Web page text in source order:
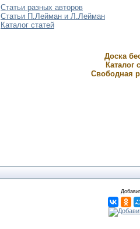
Статьи разных авторов
Статьи П.Лейман и Л.Лейман
Каталог статей
Доска
Каталог
Свободная